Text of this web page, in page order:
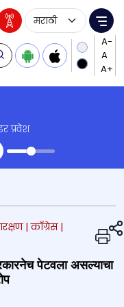
Language
प्रवेश
| काँग्रेस |
पेटवला असल्याचा